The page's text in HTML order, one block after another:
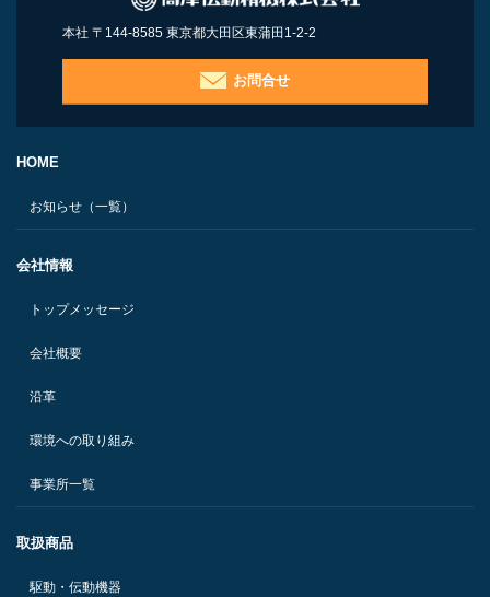
本社 〒144-8585 東京都大田区東蒲田1-2-2
お問合せ
HOME
お知らせ（一覧）
会社情報
トップメッセージ
会社概要
沿革
環境への取り組み
事業所一覧
取扱商品
駆動・伝動機器